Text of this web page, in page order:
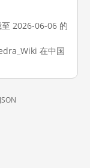
2026-06-06 的
在中国
JSON